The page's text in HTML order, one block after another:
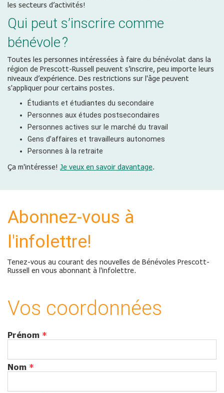
les secteurs d’activités!
Qui peut s’inscrire comme
bénévole ?
Toutes les personnes intéressées à faire du bénévolat dans la
région de Prescott-Russell peuvent s’inscrire, peu importe leurs
niveaux d’expérience. Des restrictions sur l'âge peuvent
s'appliquer pour certains postes.
Étudiants et étudiantes du secondaire
Personnes aux études postsecondaires
Personnes actives sur le marché du travail
Gens d’affaires et travailleurs autonomes
Personnes à la retraite
Ça m'intéresse! Je veux en savoir davantage.
Abonnez-vous à
l'infolettre!
Tenez-vous au courant des nouvelles de Bénévoles Prescott-
Russell en vous abonnant à l'infolettre.
Vos coordonnées
Prénom *
Nom *